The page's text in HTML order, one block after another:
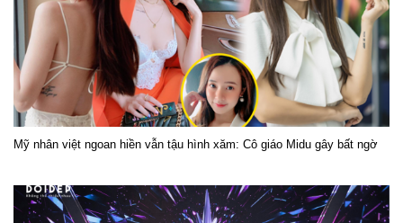
Mỹ nhân việt ngoan hiền vẫn tậu hình xăm: Cô giáo Midu gây bất ngờ